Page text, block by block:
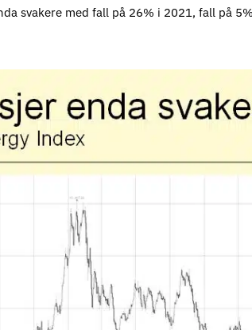
svakere med fall på 26% i 2021, fall på